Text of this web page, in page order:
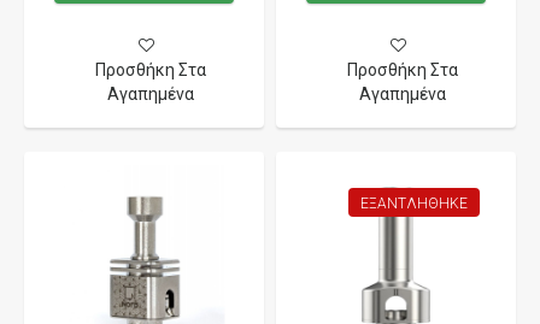
Προσθήκη Στα
Αγαπημένα
Προσθήκη Στα
Αγαπημένα
ΕΞΑΝΤΛΉΘΗΚΕ